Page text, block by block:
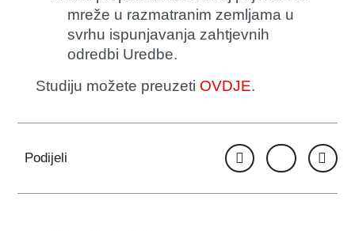
mreže u razmatranim zemljama u
svrhu ispunjavanja zahtjevnih
odredbi Uredbe.
Studiju možete preuzeti OVDJE.
Podijeli